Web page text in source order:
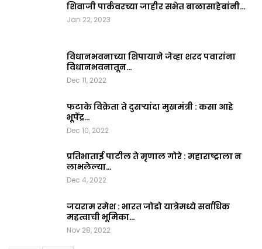
शिवाजी पार्कवरच्या जाहीर सभेत बाळासाहेबांनी…
Jan 22, 2023
विधानभवनाच्या शिपायाने जेव्हा शरद पवारांना
विधानभवनातून…
Dec 11, 2022
फटाके विक्रेता ते दुसऱ्यांदा मुखमंत्री : कसा आहे
भूपेंद्र…
Dec 10, 2022
प्रतिभाताई पाटील ते मृणाल गोरे : महाराष्ट्राला न
लाभलेल्या…
Dec 4, 2022
जयराम रमेश : भारत जोडो यात्रेमध्ये सर्वाधिक
महत्वाची भूमिका…
Nov 28, 2022